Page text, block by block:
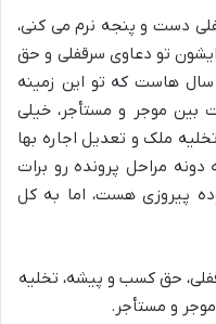
دست و پنجه نرم می کنی،
تو دعاوی سرقفلی و حق
هاست که تو این زمینه
بین موجر و مستأجر، خیلی
ملک و تعدیل اجاره بها
مراحل پرونده رو برات
پیروزی هست، اما به کل
حق کسب و پیشه، تخلیه
موجر و مستأجر.